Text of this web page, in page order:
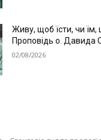
Живу, щоб їсти, чи
Проповідь о. Давида
02/08/2026